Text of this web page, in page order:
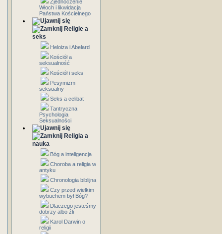
Zjednoczenie
Włoch i likwidacja
Państwa Kościelnego
Religie a
seks
Heloiza i Abelard
Kościół a
seksualność
Kościół i seks
Pesymizm
seksualny
Seks a celibat
Tantryczna
Psychologia
Seksualności
Religia a
nauka
Bóg a inteligencja
Choroba a religia w
antyku
Chronologia biblijna
Czy przed wielkim
wybuchem był Bóg?
Dlaczego jesteśmy
dobrzy albo źli
Karol Darwin o
religii